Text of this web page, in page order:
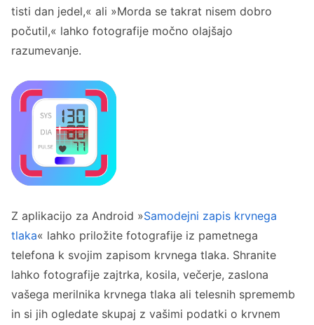
tisti dan jedel,« ali »Morda se takrat nisem dobro
počutil,« lahko fotografije močno olajšajo
razumevanje.
Z aplikacijo za Android »Samodejni zapis krvnega
tlaka« lahko priložite fotografije iz pametnega
telefona k svojim zapisom krvnega tlaka. Shranite
lahko fotografije zajtrka, kosila, večerje, zaslona
vašega merilnika krvnega tlaka ali telesnih sprememb
in si jih ogledate skupaj z vašimi podatki o krvnem